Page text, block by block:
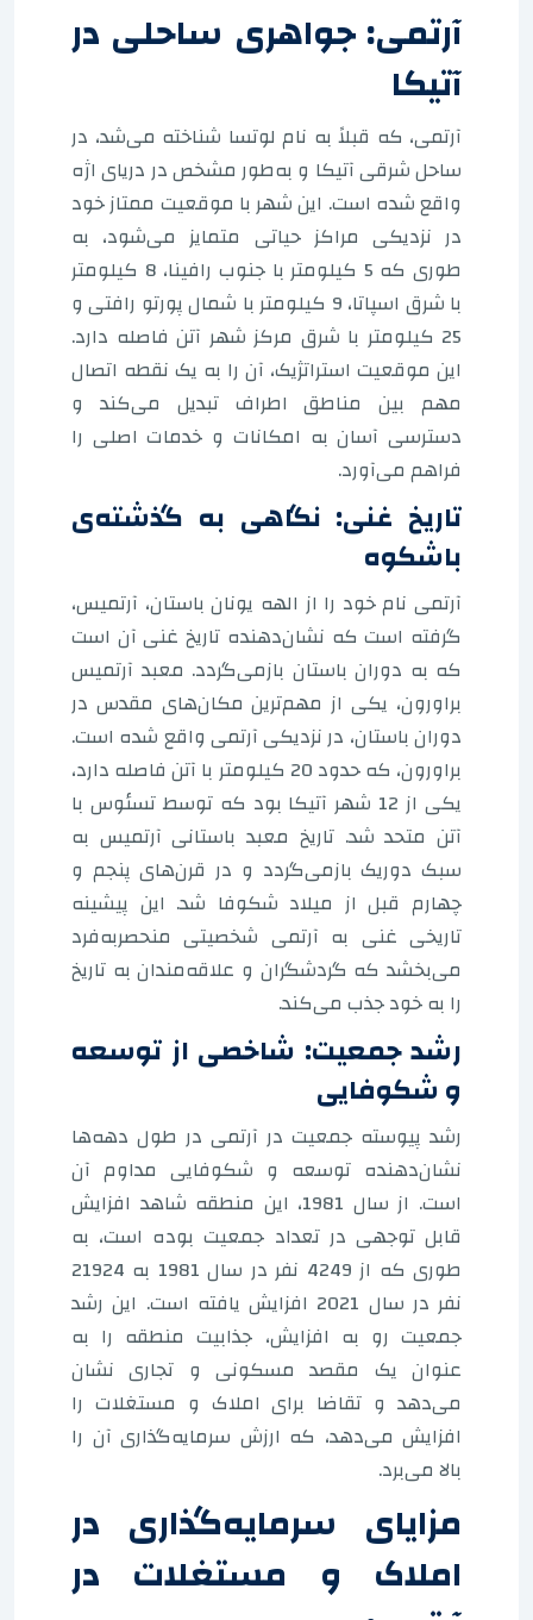
آرتمی: جواهری ساحلی در
آتیکا
آرتمی، که قبلاً به نام لوتسا شناخته می‌شد، در
ساحل شرقی آتیکا و به‌طور مشخص در دریای اژه
واقع شده است. این شهر با موقعیت ممتاز خود
در نزدیکی مراکز حیاتی متمایز می‌شود، به
طوری که 5 کیلومتر با جنوب رافینا، 8 کیلومتر
با شرق اسپاتا، 9 کیلومتر با شمال پورتو رافتی و
25 کیلومتر با شرق مرکز شهر آتن فاصله دارد.
این موقعیت استراتژیک، آن را به یک نقطه اتصال
مهم بین مناطق اطراف تبدیل می‌کند و
دسترسی آسان به امکانات و خدمات اصلی را
فراهم می‌آورد.
تاریخ غنی: نگاهی به گذشته‌ی
باشکوه
آرتمی نام خود را از الهه یونان باستان، آرتمیس،
گرفته است که نشان‌دهنده تاریخ غنی آن است
که به دوران باستان بازمی‌گردد. معبد آرتمیس
براورون، یکی از مهم‌ترین مکان‌های مقدس در
دوران باستان، در نزدیکی آرتمی واقع شده است.
براورون، که حدود 20 کیلومتر با آتن فاصله دارد،
یکی از 12 شهر آتیکا بود که توسط تسئوس با
آتن متحد شد. تاریخ معبد باستانی آرتمیس به
سبک دوریک بازمی‌گردد و در قرن‌های پنجم و
چهارم قبل از میلاد شکوفا شد. این پیشینه
تاریخی غنی به آرتمی شخصیتی منحصربه‌فرد
می‌بخشد که گردشگران و علاقه‌مندان به تاریخ
را به خود جذب می‌کند.
رشد جمعیت: شاخصی از توسعه
و شکوفایی
رشد پیوسته جمعیت در آرتمی در طول دهه‌ها
نشان‌دهنده توسعه و شکوفایی مداوم آن
است. از سال 1981، این منطقه شاهد افزایش
قابل توجهی در تعداد جمعیت بوده است، به
طوری که از 4249 نفر در سال 1981 به 21924
نفر در سال 2021 افزایش یافته است. این رشد
جمعیت رو به افزایش، جذابیت منطقه را به
عنوان یک مقصد مسکونی و تجاری نشان
می‌دهد و تقاضا برای املاک و مستغلات را
افزایش می‌دهد، که ارزش سرمایه‌گذاری آن را
بالا می‌برد.
مزایای سرمایه‌گذاری در
املاک و مستغلات در